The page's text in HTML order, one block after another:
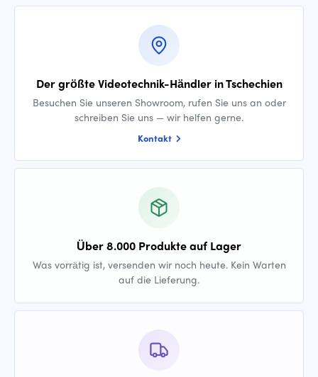
Der größte Videotechnik-Händler in Tschechien
Besuchen Sie unseren Showroom, rufen Sie uns an oder
schreiben Sie uns — wir helfen gerne.
Kontakt
Über 8.000 Produkte auf Lager
Was vorrätig ist, versenden wir noch heute. Kein Warten
auf die Lieferung.